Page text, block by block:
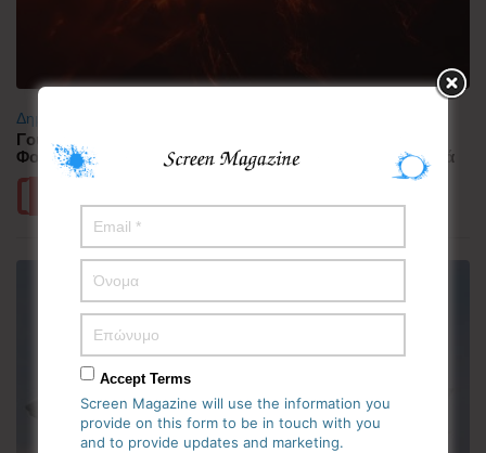
Δημοφιλή
Γουατεμάλα: Σε ύφεση η δραστηριότητα του ηφαιστείου
Φουέγο – 1.700 άνθρωποι απομακρύνθηκαν προληπτικά
Accept Terms
Screen Magazine will use the information you
provide on this form to be in touch with you
and to provide updates and marketing.